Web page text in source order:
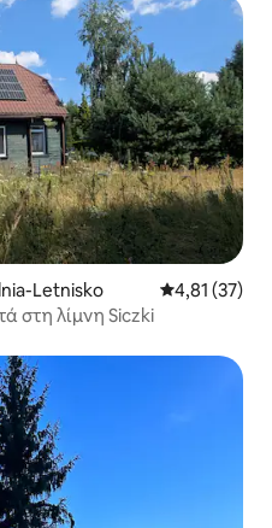
Letnisko Μέση
4,81 (37)
στη λίμνη Siczki